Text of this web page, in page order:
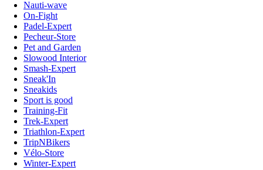
Nauti-wave
On-Fight
Padel-Expert
Pecheur-Store
Pet and Garden
Slowood Interior
Smash-Expert
Sneak'In
Sneakids
Sport is good
Training-Fit
Trek-Expert
Triathlon-Expert
TripNBikers
Vélo-Store
Winter-Expert